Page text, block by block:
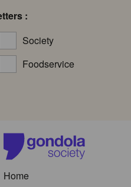
:
Society
Foodservice
Home